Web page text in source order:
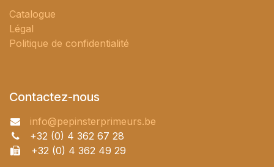
Catalogue
Légal
Politique de confidentialité
Contactez-nous
info@pepinsterprimeurs.be
+32 (0) 4 362 67 28
+32 (0) 4 362 49 29